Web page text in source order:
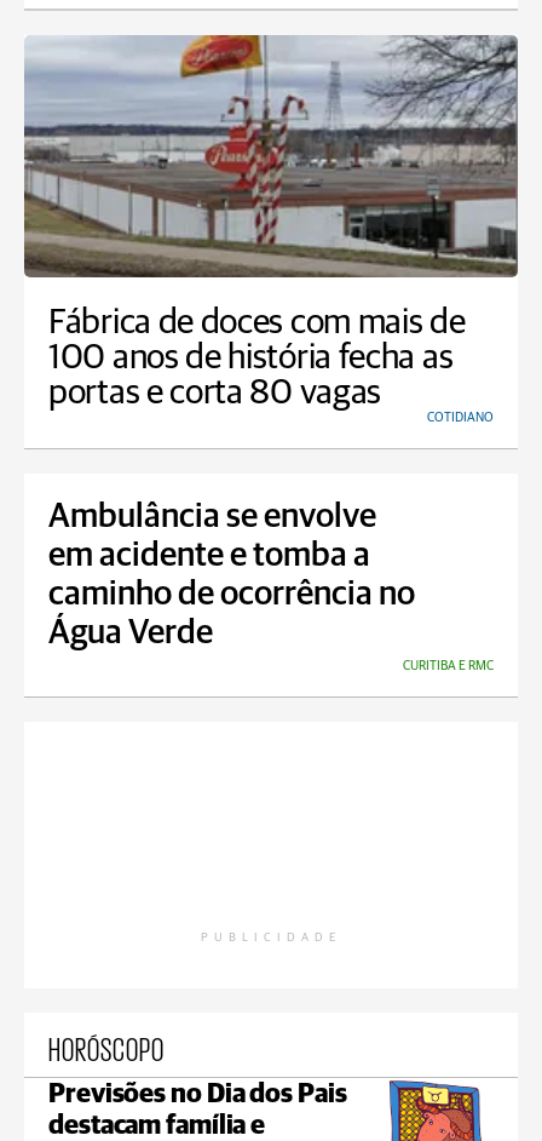
Fábrica de doces com mais de
100 anos de história fecha as
portas e corta 80 vagas
COTIDIANO
Ambulância se envolve
em acidente e tomba a
caminho de ocorrência no
Água Verde
CURITIBA E RMC
PUBLICIDADE
HORÓSCOPO
Previsões no Dia dos Pais
destacam família e